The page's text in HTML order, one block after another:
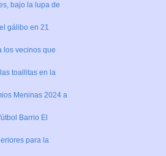
bajo la lupa de
gálibo en 21
los vecinos que
toallitas en la
Meninas 2024 a
Barrio El
para la